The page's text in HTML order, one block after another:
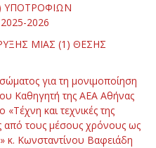
ΥΠΟΤΡΟΦΙΩΝ
2026
ΜΙΑΣ (1) ΘΕΣΗΣ
για τη μονιμοποίηση
Καθηγητή της ΑΕΑ Αθήνας
«Τέχνη και τεχνικές της
από τους μέσους χρόνους ως
κ. Κωνσταντίνου Βαφειάδη